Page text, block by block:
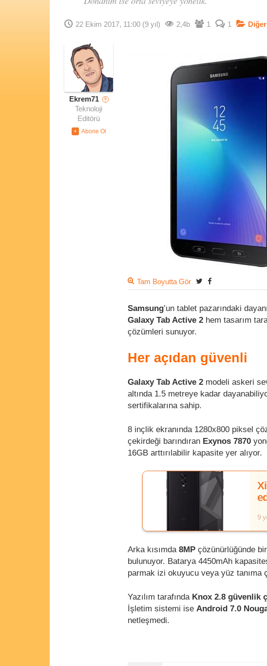
22 Ekim 2017, 11:00 (9 yıl) 2,4b 1 1 Diğer
Ekrem71 ?
Teknoloji
Editörü
Tam Boyutta Gör
Samsung’un tablet pazarındaki
Galaxy Tab Active 2 hem tasarım
çözümleri sunuyor.
Her açıdan güvenli
Galaxy Tab Active 2 modeli askeri
altında 1.5 metreye kadar
sertifikalarına sahip.
8 inçlik ekranında 1280x800 piksel
çekirdeği barındıran Exynos 7870
16GB arttırılabilir kapasite yer alıyor.
9
Arka kısımda 8MP çözünürlüğünde
bulunuyor. Batarya 4450mAh
parmak izi okuyucu veya yüz tanıma
Yazılım tarafında Knox 2.8 güvenlik
İşletim sistemi ise Android 7.0
netleşmedi.